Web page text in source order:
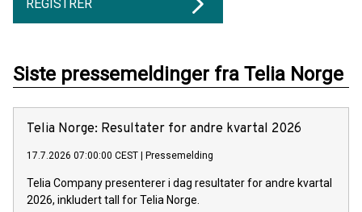
REGISTRER
Siste pressemeldinger fra Telia Norge
Telia Norge: Resultater for andre kvartal 2026
17.7.2026 07:00:00 CEST Pressemelding
Telia Company presenterer i dag resultater for andre kvartal
2026, inkludert tall for Telia Norge.